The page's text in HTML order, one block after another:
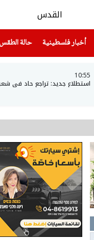
أخبار فلسطينية(current) حالة الطقس
10:55
استطلاع جديد: تراجع حاد في شعبية